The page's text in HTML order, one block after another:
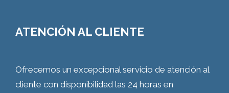
ATENCIÓN AL CLIENTE
Ofrecemos un excepcional servicio de atención al
cliente con disponibilidad las 24 horas en